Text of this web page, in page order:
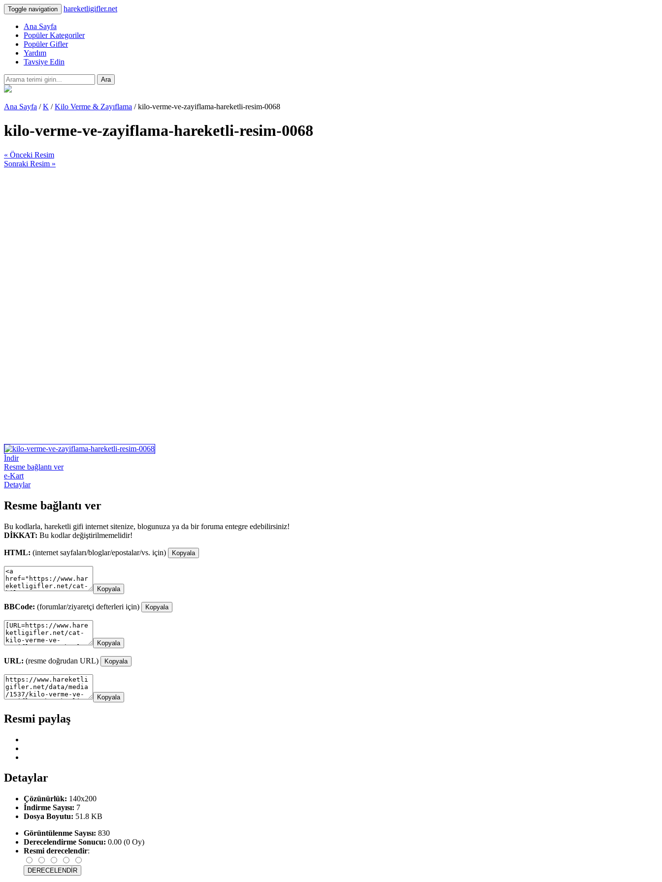
Toggle navigation hareketligifler.net
Ana Sayfa
Popüler Kategoriler
Popüler Gifler
Yardım
Tavsiye Edin
Ara
Ana Sayfa /K /Kilo Verme & Zayıflama / kilo-verme-ve-zayiflama-hareketli-resim-0068
kilo-verme-ve-zayiflama-hareketli-resim-0068
« Önceki Resim
Sonraki Resim »
İndir
Resme bağlantı ver
e-Kart
Detaylar
Resme bağlantı ver
Bu kodlarla, hareketli gifi internet sitenize, blogunuza ya da bir foruma entegre edebilirsiniz!
DİKKAT: Bu kodlar değiştirilmemelidir!
HTML: (internet sayfaları/bloglar/epostalar/vs. için) Kopyala
Kopyala
BBCode: (forumlar/ziyaretçi defterleri için) Kopyala
Kopyala
URL: (resme doğrudan URL) Kopyala
Kopyala
Resmi paylaş
Detaylar
Çözünürlük: 140x200
İndirme Sayısı: 7
Dosya Boyutu: 51.8 KB
Görüntülenme Sayısı: 830
Derecelendirme Sonucu: 0.00 (0 Oy)
Resmi derecelendir: